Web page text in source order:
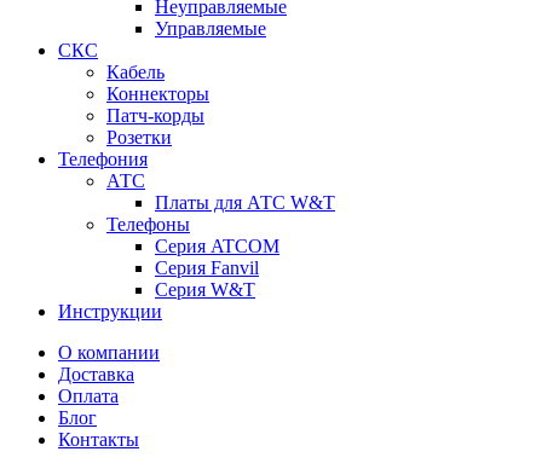
Неуправляемые
Управляемые
СКС
Кабель
Коннекторы
Патч-корды
Розетки
Телефония
АТС
Платы для АТС W&T
Телефоны
Серия ATCOM
Серия Fanvil
Серия W&T
Инструкции
О компании
Доставка
Оплата
Блог
Контакты